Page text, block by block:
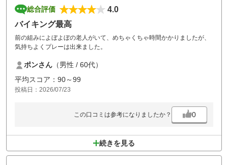
総合評価
4.0
バイキング最高
前の組みによぼよぼの老人がいて、めちゃくちゃ時間かかりましたが、
気持ちよくプレーは出来ました。
ポンさん （男性 / 60代）
平均スコア：90～99
投稿日：2026/07/23
この口コミは参考になりましたか？ 0
続きを見る